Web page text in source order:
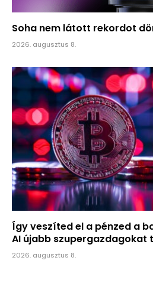
Soha nem látott rekordot
2026. augusztus 8.
Így veszíted el a pénzed a
AI újabb szupergazdagokat
2026. augusztus 8.